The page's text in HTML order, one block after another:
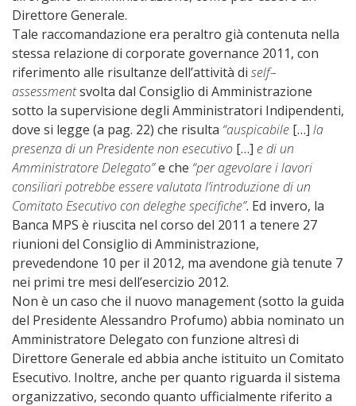
Direttore Generale.
Tale raccomandazione era peraltro già contenuta nella
stessa relazione di corporate governance 2011, con
riferimento alle risultanze dell’attività di self–
assessmentsvolta dal Consiglio di Amministrazione
sotto la supervisione degli Amministratori Indipendenti,
dove si legge (a pag. 22) che risulta “auspicabile […] la
presenza di un Presidente non esecutivo […] e di un
Amministratore Delegato”e che “per agevolare i lavori
consiliari potrebbe essere valutata l’introduzione di un
Comitato Esecutivo con deleghe specifiche”. Ed invero, la
Banca MPS è riuscita nel corso del 2011 a tenere 27
riunioni del Consiglio di Amministrazione,
prevedendone 10 per il 2012, ma avendone già tenute 7
nei primi tre mesi dell’esercizio 2012.
Non è un caso che il nuovo management (sotto la guida
del Presidente Alessandro Profumo) abbia nominato un
Amministratore Delegato con funzione altresì di
Direttore Generale ed abbia anche istituito un Comitato
Esecutivo. Inoltre, anche per quanto riguarda il sistema
organizzativo, secondo quanto ufficialmente riferito a